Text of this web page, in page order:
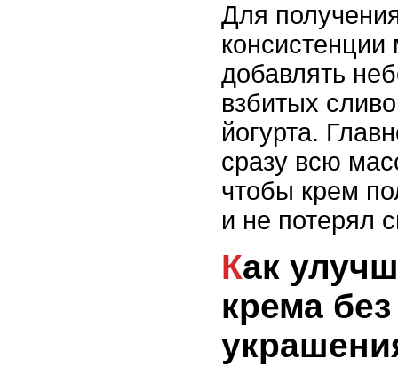
Для
добавлять
взбитых
йогурта.
сразу всю
чтобы крем
и не потерял
Как улучшить стойкость
крема